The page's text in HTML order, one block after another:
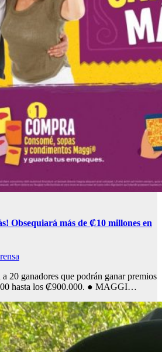
Obsequiará más de ₡10 millones en
20 ganadores que podrán ganar premios
hasta los ₡900.000. ● MAGGI…